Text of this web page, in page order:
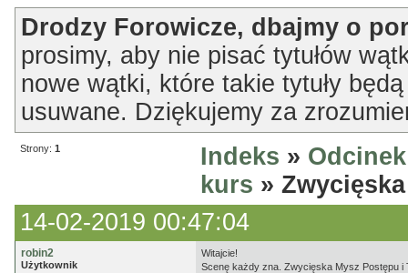
Drodzy Forowicze, dbajmy o
prosimy, aby nie pisać tytułów
nowe wątki, które takie tytuły
usuwane. Dziękujemy za
Strony: 1 Indeks »
kurs »
14-02-2019 00:47:04
robin2
Użytkownik
Witajcie!
Scenę każdy zna. Zwycięska Mysz Postępu i